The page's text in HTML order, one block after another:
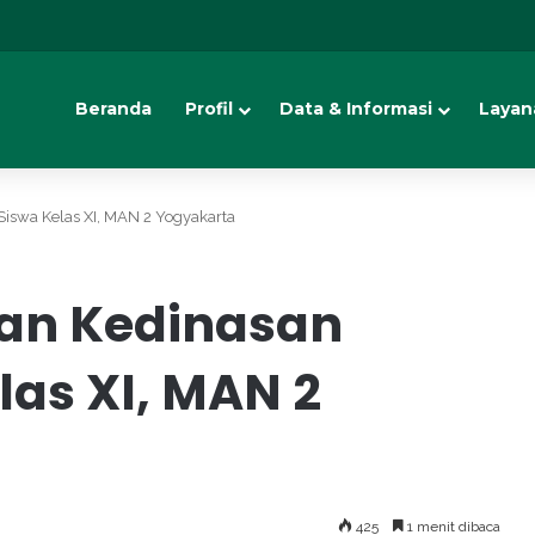
Beranda Profil Data & Informasi
Kelas XI, MAN 2 Yogyakarta
Kedinasan
XI, MAN 2
425 1 menit dibaca